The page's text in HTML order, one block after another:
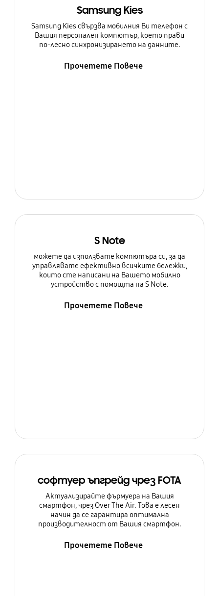
Samsung Kies
Samsung Kies свързва мобилния Ви телефон с
Вашия персонален компютър, което прави
по-лесно синхронизирането на данните.
Прочетете Повече
S Note
можете да използвате компютъра си, за да
управлявате ефективно всичките бележки,
които сте написани на Вашето мобилно
устройство с помощта на S Note.
Прочетете Повече
софтуер ъпгрейд чрез FOTA
Актуализирайте фърмуера на Вашия
смартфон, чрез Over The Air. Това е лесен
начин да се гарантира оптимална
производителност от Вашия смартфон.
Прочетете Повече